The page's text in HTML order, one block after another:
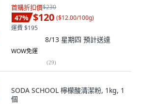
首購折扣價$230
47% $120 ($12.00/100g)
運費 $195
8/13 星期四 預計送達
WOW免運
(29)
SODA SCHOOL 檸檬酸清潔粉, 1kg, 1
個